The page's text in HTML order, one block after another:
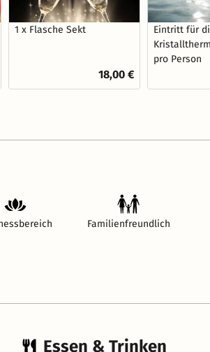
1 x Flasche Sekt
18,00 €
Eintritt für
pro Person
Familienfreundlich
Essen & Trinken